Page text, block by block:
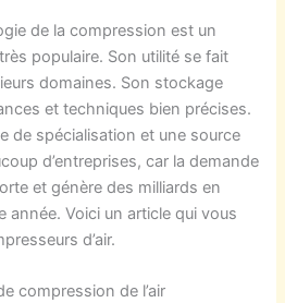
de la compression est un
populaire. Son utilité se fait
domaines. Son stockage
et techniques bien précises.
de spécialisation et une source
d’entreprises, car la demande
et génère des milliards en
année. Voici un article qui vous
d’air.
compression de l’air